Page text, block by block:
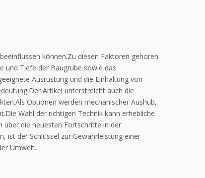
können.Zu diesen Faktoren gehören
und Tiefe der Baugrube sowie das
Ausrüstung und die Einhaltung von
Artikel unterstreicht auch die
Optionen werden mechanischer Aushub,
Wahl der richtigen Technik kann erhebliche
über die neuesten Fortschritte in der
ist der Schlüssel zur Gewährleistung einer
Umwelt.